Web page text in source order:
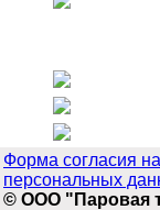
Форма согласия
персональных
© ООО "Паровая